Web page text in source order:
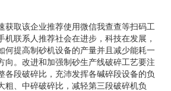
获取该企业推荐使用微信我查查等扫码工
机联系人推荐社会在进步，科技在发展，
何提高制砂机设备的产量并且减少能耗一
向。改进和加强制砂生产线破碎工艺要注
各段破碎比，充沛发挥各碱碎段设备的负
粗、中碎破碎比，减轻第三段破碎机负